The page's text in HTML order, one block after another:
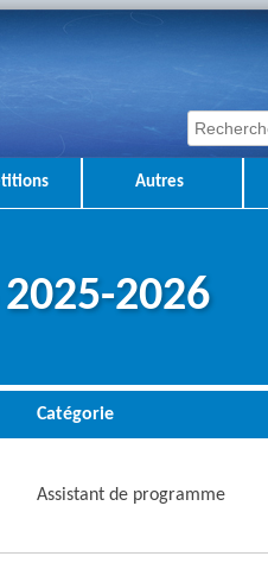
Autres
2025-2026
Catégorie
Assistant de programme